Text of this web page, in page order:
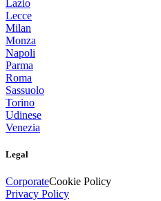
Lazio
Lecce
Milan
Monza
Napoli
Parma
Roma
Sassuolo
Torino
Udinese
Venezia
Legal
CorporateCookie Policy
Privacy Policy